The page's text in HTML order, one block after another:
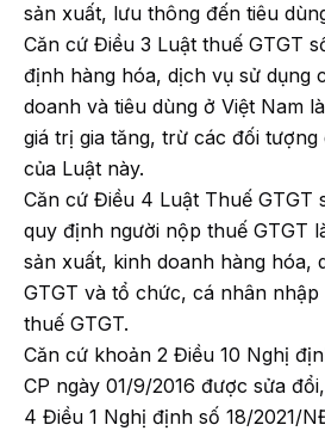
sản xuất, lưu thông đến tiêu
Căn cứ Điều 3 Luật thuế GTGT
định hàng hóa, dịch vụ sử dụng
doanh và tiêu dùng ở Việt Nam
giá trị gia tăng, trừ các đối
của Luật này.
Căn cứ Điều 4 Luật Thuế GTGT
quy định người nộp thuế GTGT
sản xuất, kinh doanh hàng hóa,
GTGT và tổ chức, cá nhân
thuế GTGT.
Căn cứ khoản 2 Điều 10 Nghị
CP ngày 01/9/2016 được sửa
4 Điều 1 Nghị định số 18/2021/